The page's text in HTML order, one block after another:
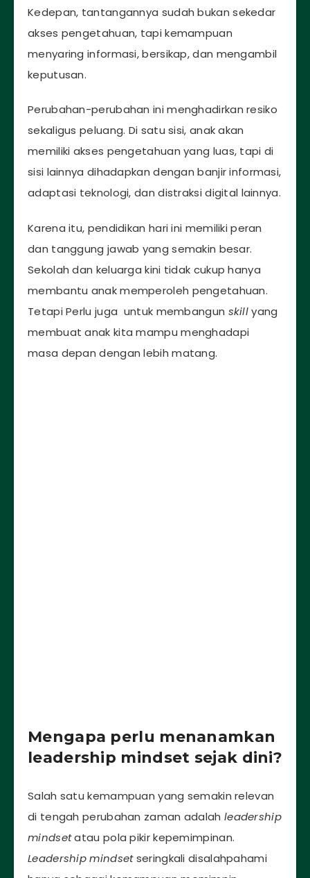
Kedepan, tantangannya sudah bukan sekedar
akses pengetahuan, tapi kemampuan
menyaring informasi, bersikap, dan mengambil
keputusan.
Perubahan-perubahan ini menghadirkan resiko
sekaligus peluang. Di satu sisi, anak akan
memiliki akses pengetahuan yang luas, tapi di
sisi lainnya dihadapkan dengan banjir informasi,
adaptasi teknologi, dan distraksi digital lainnya.
Karena itu, pendidikan hari ini memiliki peran
dan tanggung jawab yang semakin besar.
Sekolah dan keluarga kini tidak cukup hanya
membantu anak memperoleh pengetahuan.
Tetapi Perlu juga untuk membangun skillyang
membuat anak kita mampu menghadapi
masa depan dengan lebih matang.
Mengapa perlu menanamkan
leadership mindset sejak dini?
Salah satu kemampuan yang semakin relevan
di tengah perubahan zaman adalah leadership
mindsetatau pola pikir kepemimpinan.
Leadership mindsetseringkali disalahpahami